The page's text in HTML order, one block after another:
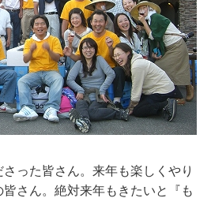
った皆さん。来年も楽しくやり
さん。絶対来年もきたいと『も